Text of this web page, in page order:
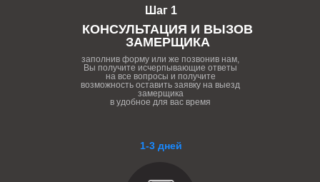
1-3 дней
Шаг 1
КОНСУЛЬТАЦИЯ И ВЫЗОВ
ЗАМЕРЩИКА
заполнив форму или же позвонив нам,
Вы получите исчерпывающие ответы
на все вопросы и получите
возможность оставить заявку на выезд
замерщика
в удобное для вас время